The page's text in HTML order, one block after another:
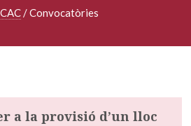
/Convocatòries
a la provisió d’un lloc